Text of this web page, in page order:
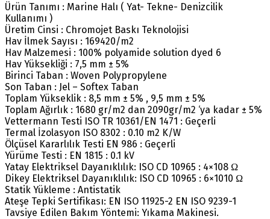
Ürün Tanımı : Marine Halı ( Yat- Tekne- Denizcilik
Kullanımı )
Üretim Cinsi : Chromojet Baskı Teknolojisi
Hav İlmek Sayısı : 169420/m2
Hav Malzemesi : 100% polyamide solution dyed 6
Hav Yüksekliği : 7,5 mm ± 5%
Birinci Taban : Woven Polypropylene
Son Taban : Jel – Softex Taban
Toplam Yükseklik : 8,5 mm ± 5% , 9,5 mm ± 5%
Toplam Ağırlık : 1680 gr/m2 dan 2090gr/m2 ‘ya kadar ± 5%
Vettermann Testi ISO TR 10361/EN 1471 : Geçerli
Termal İzolasyon ISO 8302 : 0.10 m2 K/W
Ölçüsel Kararlılık Testi EN 986 : Geçerli
Yürüme Testi : EN 1815 : 0.1 kV
Yatay Elektriksel Dayanıklılık: ISO CD 10965 : 4×108 Ω
Dikey Elektriksel Dayanıklılık: ISO CD 10965 : 6×1010 Ω
Statik Yükleme : Antistatik
Ateşe Tepki Sertifikası: EN ISO 11925-2 EN ISO 9239-1
Tavsiye Edilen Bakım Yöntemi: Yıkama Makinesi.